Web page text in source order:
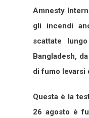
Amnesty
gli incendi
scattate
Bangladesh,
di fumo levarsi
Questa è la
26 agosto è